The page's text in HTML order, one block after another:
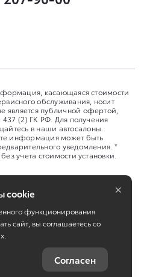
касающаяся стоимости
обслуживания, носит
публичной офертой,
(2) ГК РФ. Для получения
в наши автосалоны.
информация может быть
уведомления. *
учета стоимости установки.
cookie
функционирования
сайт, вы соглашаетесь со
Согласен
×